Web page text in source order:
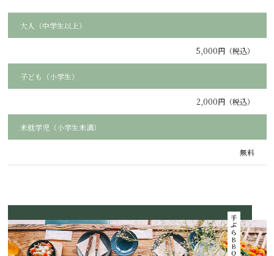
大人（中学生以上）
5,000円（税込）
子ども（小学生）
2,000円（税込）
未就学児（小学生未満）
無料